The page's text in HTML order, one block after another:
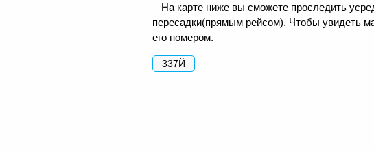
На карте ниже вы сможете проследить
пересадки(прямым рейсом). Чтобы увидеть
его номером.
337Й